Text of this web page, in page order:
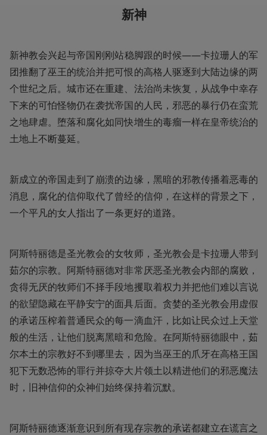
新神
新神教会兴起与帝国刚刚站稳脚跟的时候——卡拉珊人的军
团推翻了巫王的统治并把可恨的高格人驱逐到大陆边缘的两
个世纪之后。城市还在重建、法治尚未恢复，从战争中幸存
下来的可怕怪物仍在袭扰帝国的人民，邪恶的暴行仍在蛮荒
之地肆虐。堕落和腐化如同快增生的毒瘤一样在皇帝统治的
土地上不断蔓延。
新成立的帝国走到了崩溃的边缘，黑暗的邪教传播着恶毒的
消息，腐化的信仰取代了曾经的信仰，在这样的背景之下，
一个平凡的女人指出了一条更好的道路。
阿斯特丽德是圣光教会的女牧师，圣光教会是卡拉珊人带到
茹尔的宗教。阿斯特丽德对非常厌恶圣光教会内部的腐败，
贪得无厌的牧师们不择手段地攫取着权力并把他们难以言说
的欲望隐藏在平静安宁的面具后面。贪婪的圣光教会用虚假
的承诺压榨着普通民众的每一滴血汗，比如让民众过上天堂
般的生活，让他们脱离黑暗和危险。在阿斯特丽德眼中，茹
尔本土的宗教好不到哪里去，因为当巫王的爪牙在高格王国
犯下无数恐怖的罪行并掠夺大片领土以精进他们的邪恶魔法
时，旧神信仰的众神们始终保持着沉默。
阿斯特丽德逐渐意识到所有现存宗教的承诺都建立在谎言之